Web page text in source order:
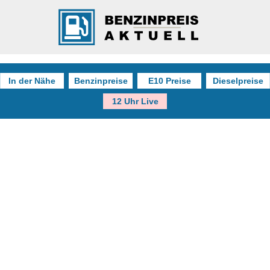
In der Nähe Benzinpreise E10 Preise Dieselpreise
12 Uhr Live